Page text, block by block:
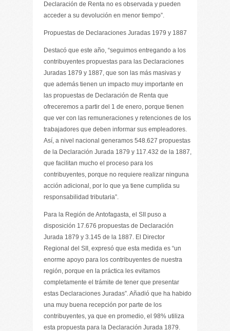
Declaración de Renta no es observada y pueden
acceder a su devolución en menor tiempo”.
Propuestas de Declaraciones Juradas 1979 y 1887
Destacó que este año, “seguimos entregando a los
contribuyentes propuestas para las Declaraciones
Juradas 1879 y 1887, que son las más masivas y
que además tienen un impacto muy importante en
las propuestas de Declaración de Renta que
ofreceremos a partir del 1 de enero, porque tienen
que ver con las remuneraciones y retenciones de los
trabajadores que deben informar sus empleadores.
Así, a nivel nacional generamos 548.627 propuestas
de la Declaración Jurada 1879 y 117.432 de la 1887,
que facilitan mucho el proceso para los
contribuyentes, porque no requiere realizar ninguna
acción adicional, por lo que ya tiene cumplida su
responsabilidad tributaria”.
Para la Región de Antofagasta, el SII puso a
disposición 17.676 propuestas de Declaración
Jurada 1879 y 3.145 de la 1887. El Director
Regional del SII, expresó que esta medida es “un
enorme apoyo para los contribuyentes de nuestra
región, porque en la práctica les evitamos
completamente el trámite de tener que presentar
estas Declaraciones Juradas”. Añadió que ha habido
una muy buena recepción por parte de los
contribuyentes, ya que en promedio, el 98% utiliza
esta propuesta para la Declaración Jurada 1879.